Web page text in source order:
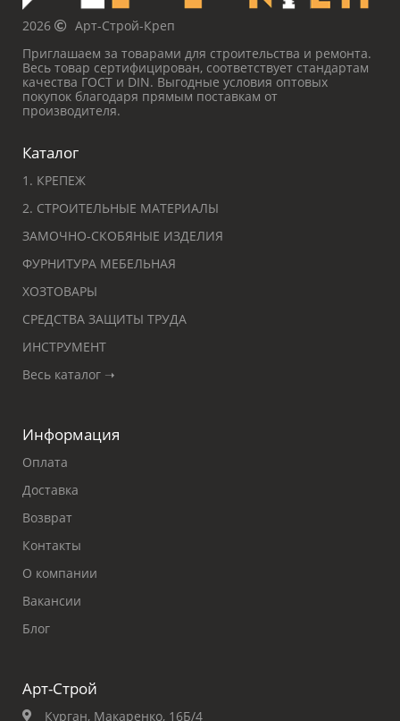
2026
Арт-Строй-Креп
Приглашаем за товарами для строительства и ремонта.
Весь товар сертифицирован, соответствует стандартам
качества ГОСТ и DIN. Выгодные условия оптовых
покупок благодаря прямым поставкам от
производителя.
Каталог
1. КРЕПЕЖ
2. СТРОИТЕЛЬНЫЕ МАТЕРИАЛЫ
ЗАМОЧНО-СКОБЯНЫЕ ИЗДЕЛИЯ
ФУРНИТУРА МЕБЕЛЬНАЯ
ХОЗТОВАРЫ
СРЕДСТВА ЗАЩИТЫ ТРУДА
ИНСТРУМЕНТ
Весь каталог ➝
Информация
Оплата
Доставка
Возврат
Контакты
О компании
Вакансии
Блог
Арт-Строй
Курган, Макаренко, 16Б/4